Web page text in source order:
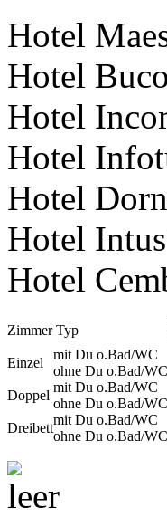
Hotel
Hotel
Hotel
Hotel
Hotel
Hotel
Hotel
Zimmer Typ
Einzel
mit Du o.Bad/WC
ohne Du o.Bad/WC
Doppel
mit Du o.Bad/WC
ohne Du o.Bad/WC
Dreibett
mit Du o.Bad/WC
ohne Du o.Bad/WC